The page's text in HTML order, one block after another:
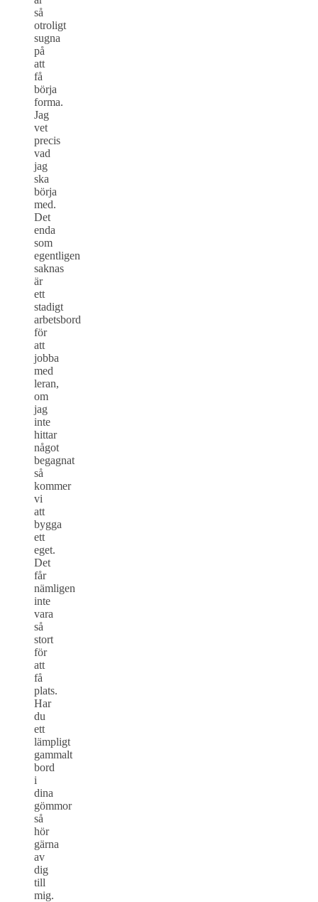
så
otroligt
sugna
på
att
få
börja
forma.
Jag
vet
precis
vad
jag
ska
börja
med.
Det
enda
som
egentligen
saknas
är
ett
stadigt
arbetsbord
för
att
jobba
med
leran,
om
jag
inte
hittar
något
begagnat
så
kommer
vi
att
bygga
ett
eget.
Det
får
nämligen
inte
vara
så
stort
för
att
få
plats.
Har
du
ett
lämpligt
gammalt
bord
i
dina
gömmor
så
hör
gärna
av
dig
till
mig.